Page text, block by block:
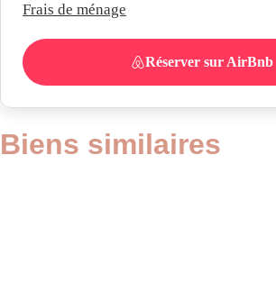
Frais de ménage
Réserver sur AirBnb
Biens similaires